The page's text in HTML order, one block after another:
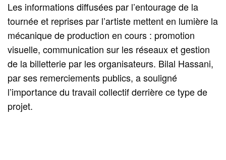
Les informations diffusées par l’entourage de la
tournée et reprises par l’artiste mettent en lumière la
mécanique de production en cours : promotion
visuelle, communication sur les réseaux et gestion
de la billetterie par les organisateurs. Bilal Hassani,
par ses remerciements publics, a souligné
l’importance du travail collectif derrière ce type de
projet.